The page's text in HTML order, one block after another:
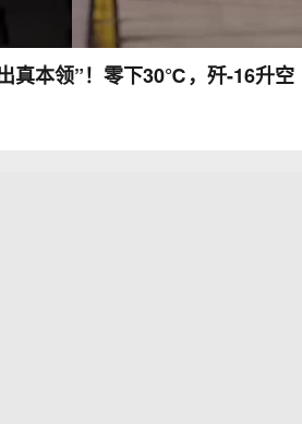
真本领”！零下30℃，歼-16升空